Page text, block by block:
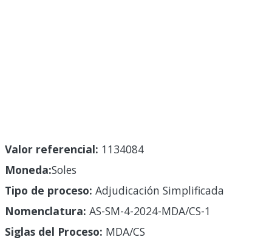
Valor referencial: 1134084
Moneda:Soles
Tipo de proceso: Adjudicación Simplificada
Nomenclatura: AS-SM-4-2024-MDA/CS-1
Siglas del Proceso: MDA/CS